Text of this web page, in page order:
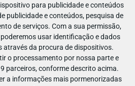
para publicidade e conteúdos
publicidade e conteúdos, pesquisa de
de serviços. Com a sua permissão,
usar identificação e dados
através da procura de dispositivos.
o processamento por nossa parte e
parceiros, conforme descrito acima.
a informações mais pormenorizadas
10